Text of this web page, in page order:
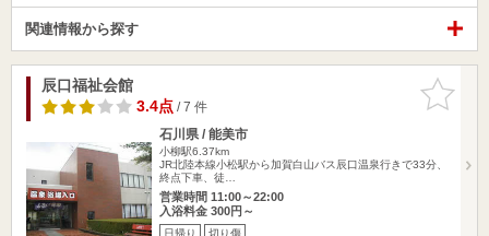
関連情報から探す
お気に入
りに追加
辰口福祉会館
3.4点/ 7 件
石川県 / 能美市
小柳駅6.37km
JR北陸本線小松駅から加賀白山バス辰口温泉行きで33分、
終点下車、徒…
営業時間 11:00～22:00
入浴料金 300円～
日帰り 切り傷